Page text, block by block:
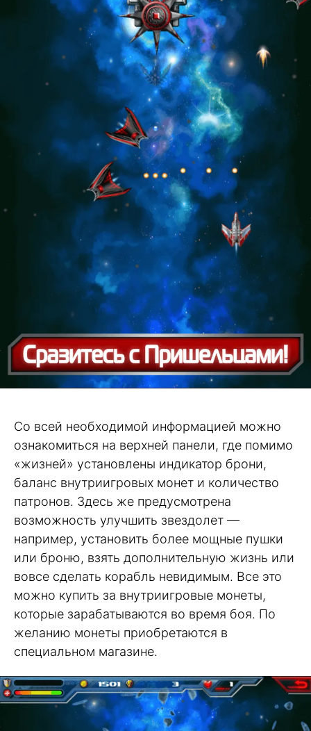
Со всей необходимой информацией можно
ознакомиться на верхней панели, где помимо
«жизней» установлены индикатор брони,
баланс внутриигровых монет и количество
патронов. Здесь же предусмотрена
возможность улучшить звездолет —
например, установить более мощные пушки
или броню, взять дополнительную жизнь или
вовсе сделать корабль невидимым. Все это
можно купить за внутриигровые монеты,
которые зарабатываются во время боя. По
желанию монеты приобретаются в
специальном магазине.